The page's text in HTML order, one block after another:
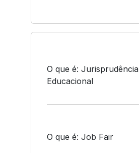
O que é: Jurisprudência
Educacional
O que é: Job Fair